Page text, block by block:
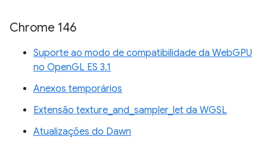
Chrome 146
Suporte ao modo de compatibilidade da WebGPU
no OpenGL ES 3.1
Anexos temporários
Extensão texture_and_sampler_let da WGSL
Atualizações do Dawn